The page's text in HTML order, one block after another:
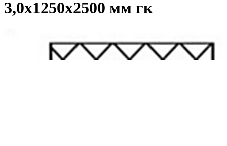
3,0х1250х2500 мм гк